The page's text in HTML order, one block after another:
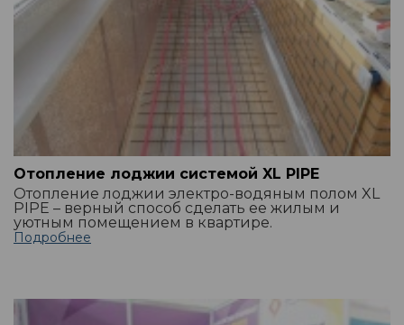
Отопление лоджии системой XL PIPE
Отопление лоджии электро-водяным полом XL
PIPE – верный способ сделать ее жилым и
уютным помещением в квартире.
Подробнее